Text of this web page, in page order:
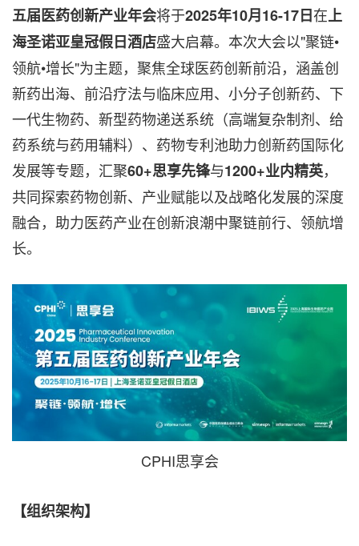
五届医药创新产业年会将于2025年10月16-17日在上
海圣诺亚皇冠假日酒店盛大启幕。本次大会以"聚链•
领航•增长"为主题，聚焦全球医药创新前沿，涵盖创
新药出海、前沿疗法与临床应用、小分子创新药、下
一代生物药、新型药物递送系统（高端复杂制剂、给
药系统与药用辅料）、药物专利池助力创新药国际化
发展等专题，汇聚60+思享先锋与1200+业内精英，
共同探索药物创新、产业赋能以及战略化发展的深度
融合，助力医药产业在创新浪潮中聚链前行、领航增
长。
CPHI思享会
【组织架构】